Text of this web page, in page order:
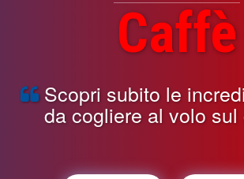
Caffè
Scopri subito le
da cogliere al volo